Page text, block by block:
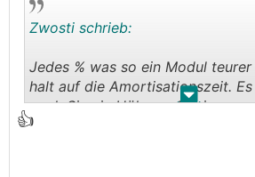
. .
Zwosti schrieb:
Jedes % was so ein Modul
halt auf die Amortisationszeit.
noch Sinn in Höheren Regionen
Schnee liegt und die
👍